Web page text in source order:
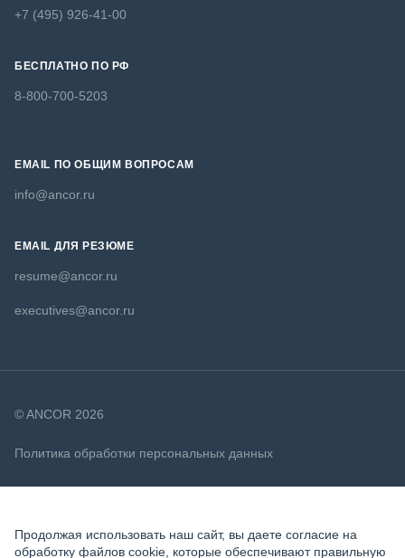
+7 (495) 926-41-00
БЕСПЛАТНО ПО РФ
8-800-700-5203
EMAIL ПО ОБЩИМ ВОПРОСАМ
info@ancor.ru
EMAIL ДЛЯ РЕЗЮМЕ
resume@ancor.ru
executives@ancor.ru
© ANCOR 2026
Политика обработки персональных данных
Продолжая использовать наш сайт, вы даете согласие на
обработку файлов cookie, которые обеспечивают правильную